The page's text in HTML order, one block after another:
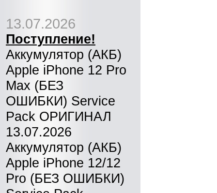
13.07.2026
Поступление!
Аккумулятор (АКБ)
Apple iPhone 12 Pro
Max (БЕЗ
ОШИБКИ) Service
Pack ОРИГИНАЛ
13.07.2026
Аккумулятор (АКБ)
Apple iPhone 12/12
Pro (БЕЗ ОШИБКИ)